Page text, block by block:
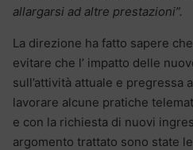
allargarsi ad altre prestazioni”.
La direzione ha fatto sapere
evitare che l’ impatto delle
sull’attività attuale e pregressa
lavorare alcune pratiche
e con la richiesta di nuovi
argomento trattato sono state